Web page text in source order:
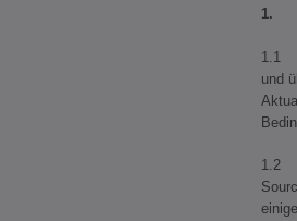
1.
1.1
und
1.2